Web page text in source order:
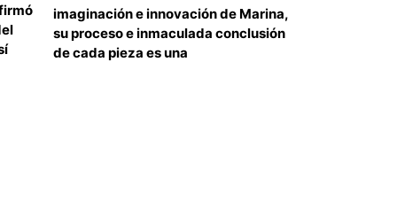
imaginación e innovación de Marina,
su proceso e inmaculada conclusión
de cada pieza es una